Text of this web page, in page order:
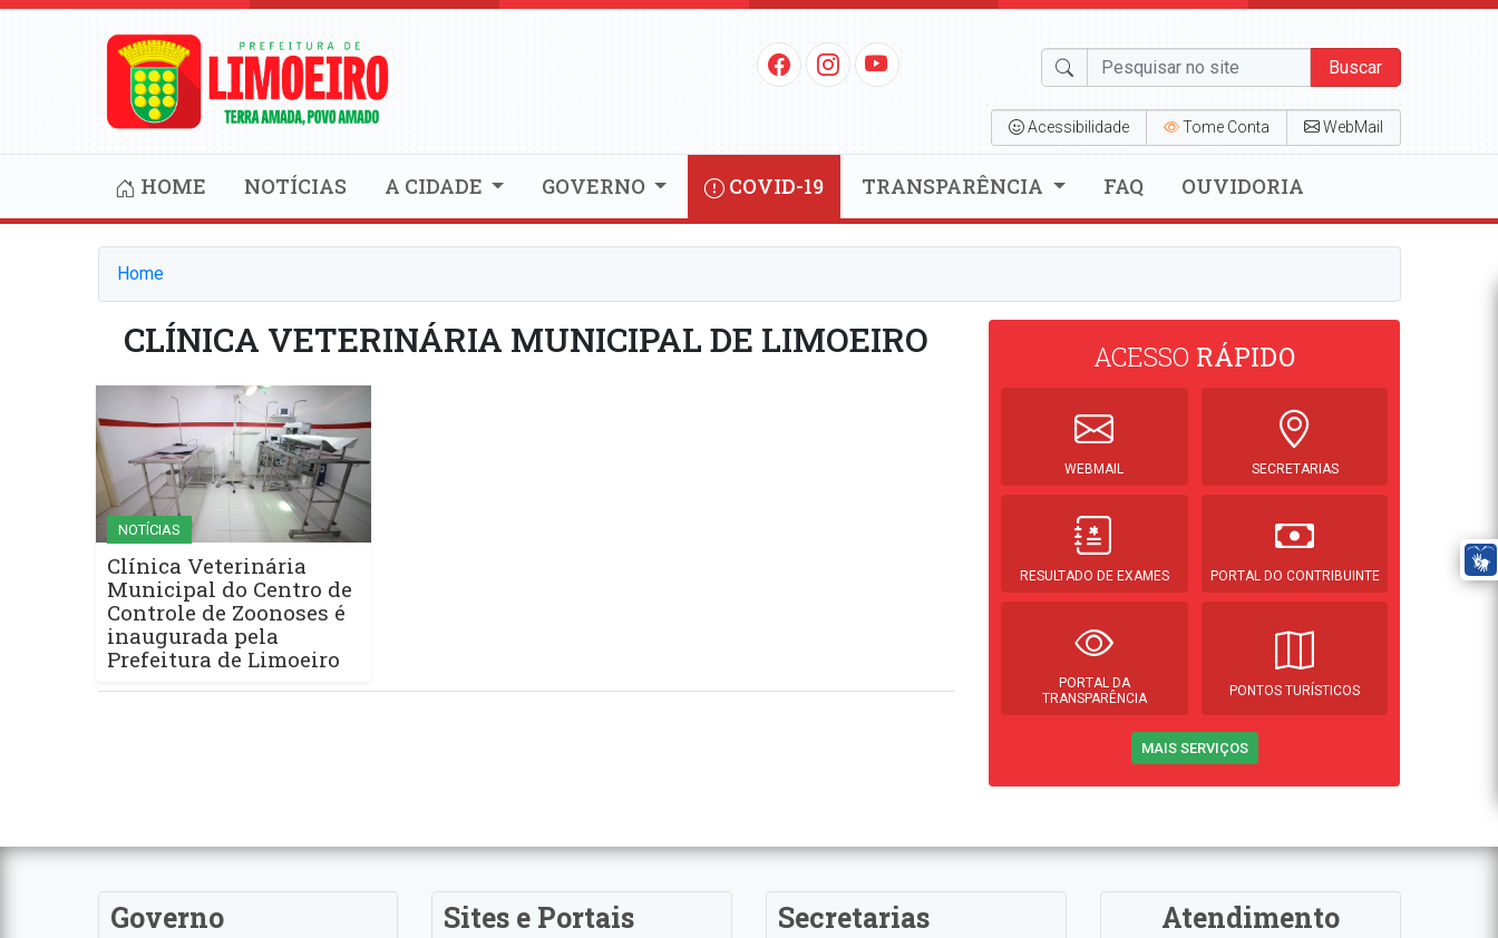
Buscar
Acessibilidade Tome Conta WebMail
HOME NOTÍCIAS A CIDADE GOVERNO COVID-19 TRANSPARÊNCIA FAQ OUVIDORIA
Home
CLÍNICA VETERINÁRIA MUNICIPAL DE LIMOEIRO
NOTÍCIAS
Clínica Veterinária
Municipal do Centro de
Controle de Zoonoses é
inaugurada pela
Prefeitura de Limoeiro
ACESSO RÁPIDO
WEBMAIL SECRETARIAS
RESULTADO DE EXAMES PORTAL DO CONTRIBUINTE
PORTAL DA
TRANSPARÊNCIA
PONTOS TURÍSTICOS
MAIS SERVIÇOS
Governo Sites e Portais Secretarias Atendimento